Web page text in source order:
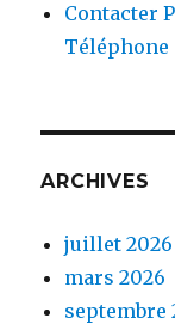
Contacter
Téléphone
ARCHIVES
juillet 2026
mars 2026
septembre